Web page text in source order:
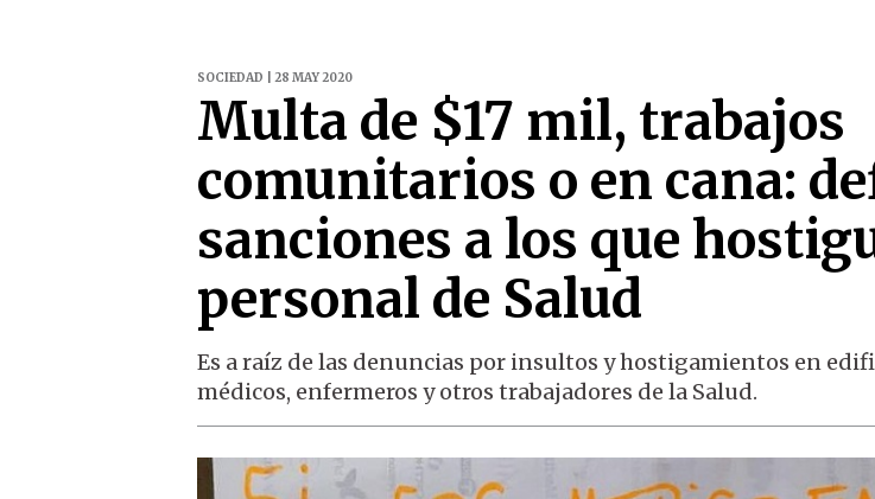
SOCIEDAD | 28 MAY 2020
Multa de $17 mil, trabajos
comunitarios o en cana:
sanciones a los que
personal de Salud
Es a raíz de las denuncias por insultos y hostigamientos en
médicos, enfermeros y otros trabajadores de la Salud.